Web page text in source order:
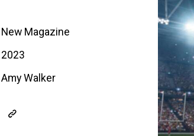
New Magazine
2023
Amy Walker